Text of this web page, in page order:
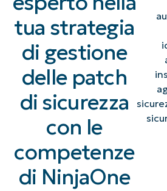
tua strategia
di gestione
delle patch
di sicurezza
con le
competenze
di NinjaOne